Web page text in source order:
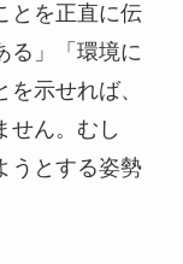
とを正直に伝
る」「環境に
示せれば、
せん。むし
うとする姿勢